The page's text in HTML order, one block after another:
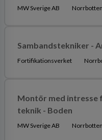
MW Sverige AB
Sambandstekniker -
Fortifikationsverket
Montör med intresse
teknik - Boden
MW Sverige AB